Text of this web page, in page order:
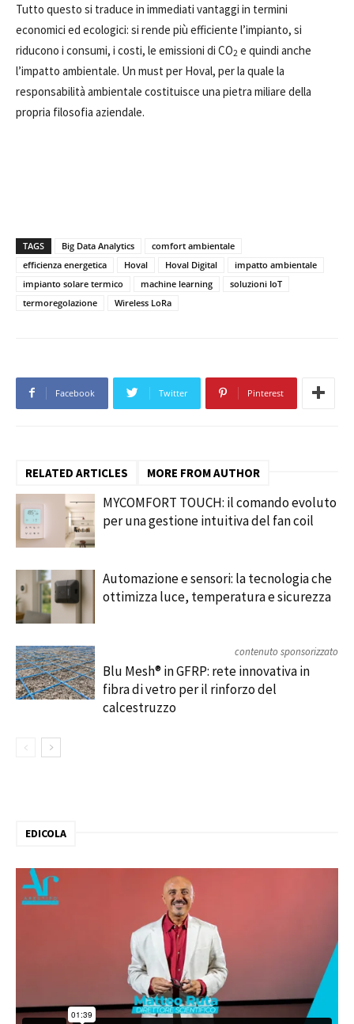
Tutto questo si traduce in immediati vantaggi in termini
economici ed ecologici: si rende più efficiente l’impianto, si
riducono i consumi, i costi, le emissioni di CO2 e quindi anche
l’impatto ambientale. Un must per Hoval, per la quale la
responsabilità ambientale costituisce una pietra miliare della
propria filosofia aziendale.
TAGS Big Data Analytics
comfort ambientale
efficienza energetica
Hoval Hoval Digital
impatto ambientale
impianto solare termico
machine learning
soluzioni IoT
termoregolazione
Wireless LoRa
Facebook Twitter Pinterest
RELATED ARTICLES MORE FROM AUTHOR
MYCOMFORT TOUCH: il comando evoluto
per una gestione intuitiva del fan coil
Automazione e sensori: la tecnologia che
ottimizza luce, temperatura e sicurezza
contenuto sponsorizzato
Blu Mesh® in GFRP: rete innovativa in
fibra di vetro per il rinforzo del
calcestruzzo
EDICOLA